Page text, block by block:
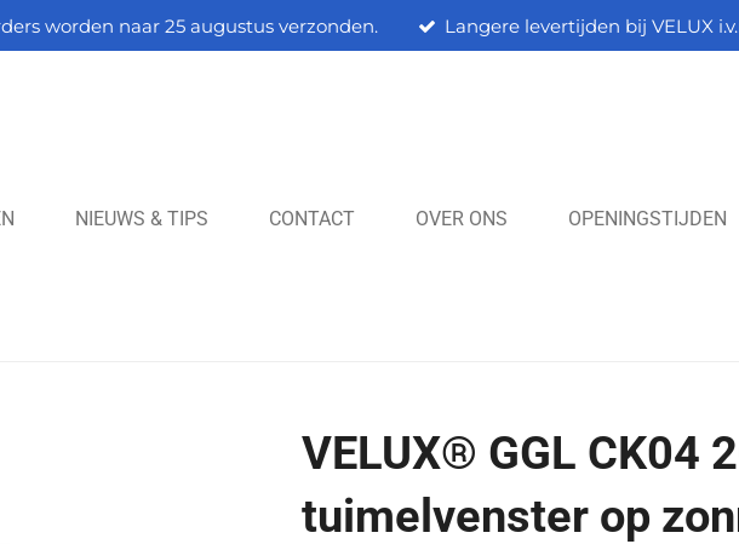
worden naar 25 augustus verzonden. Langere levertijden bij VELUX
NIEUWS & TIPS CONTACT OVER ONS OPENINGSTIJDEN
VELUX® GGL CK04
tuimelvenster op